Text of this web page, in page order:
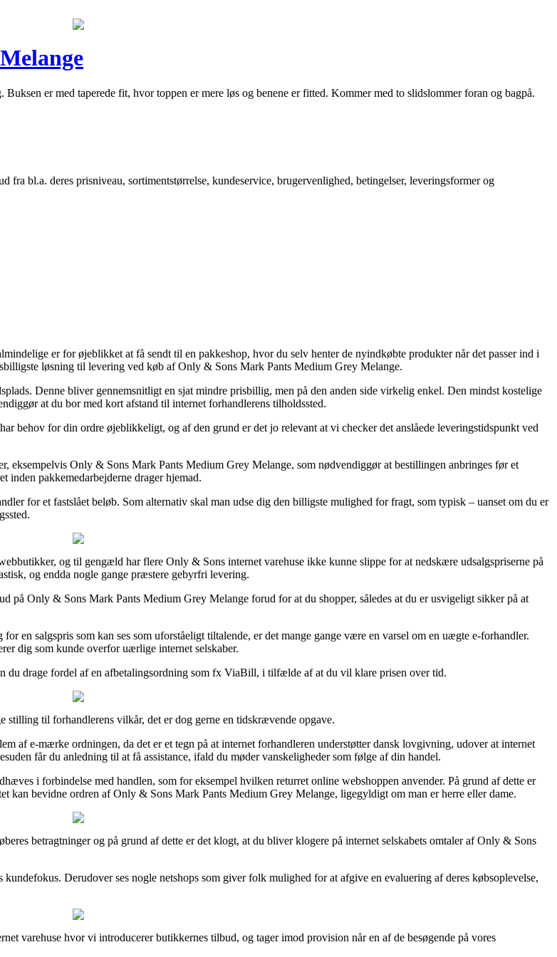
er med taperede fit, hvor toppen er mere løs og benene er fitted. Kommer med to slidslommer foran og bagpå.
bl.a. deres prisniveau, sortimentstørrelse, kundeservice, brugervenlighed, betingelser, leveringsformer og
er for øjeblikket at få sendt til en pakkeshop, hvor du selv henter de nyindkøbte produkter når det passer ind i
løsning til levering ved køb af Only & Sons Mark Pants Medium Grey Melange.
Denne bliver gennemsnitligt en sjat mindre prisbillig, men på den anden side virkelig enkel. Den mindst kostelige
at du bor med kort afstand til internet forhandlerens tilholdssted.
for din ordre øjeblikkeligt, og af den grund er det jo relevant at vi checker det anslåede leveringstidspunkt ved
eksempelvis Only & Sons Mark Pants Medium Grey Melange, som nødvendiggør at bestillingen anbringes før et
inden pakkemedarbejderne drager hjemad.
for et fastslået beløb. Som alternativ skal man udse dig den billigste mulighed for fragt, som typisk – uanset om du er
og til gengæld har flere Only & Sons internet varehuse ikke kunne slippe for at nedskære udsalgspriserne på
og endda nogle gange præstere gebyrfri levering.
på Only & Sons Mark Pants Medium Grey Melange forud for at du shopper, således at du er usvigeligt sikker på at
en salgspris som kan ses som uforståeligt tiltalende, er det mange gange være en varsel om en uægte e-forhandler.
dig som kunde overfor uærlige internet selskaber.
du drage fordel af en afbetalingsordning som fx ViaBill, i tilfælde af at du vil klare prisen over tid.
til forhandlerens vilkår, det er dog gerne en tidskrævende opgave.
af e-mærke ordningen, da det er et tegn på at internet forhandleren understøtter dansk lovgivning, udover at internet
får du anledning til at få assistance, ifald du møder vanskeligheder som følge af din handel.
i forbindelse med handlen, som for eksempel hvilken returret online webshoppen anvender. På grund af dette er
kan bevidne ordren af Only & Sons Mark Pants Medium Grey Melange, ligegyldigt om man er herre eller dame.
betragtninger og på grund af dette er det klogt, at du bliver klogere på internet selskabets omtaler af Only & Sons
Derudover ses nogle netshops som giver folk mulighed for at afgive en evaluering af deres købsoplevelse,
varehuse hvor vi introducerer butikkernes tilbud, og tager imod provision når en af de besøgende på vores